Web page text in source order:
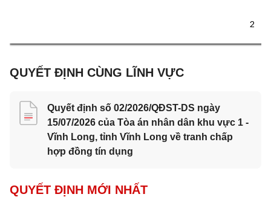
2
QUYẾT ĐỊNH CÙNG LĨNH VỰC
Quyết định số 02/2026/QĐST-DS ngày
15/07/2026 của Tòa án nhân dân khu vực 1 -
Vĩnh Long, tỉnh Vĩnh Long về tranh chấp
hợp đồng tín dụng
QUYẾT ĐỊNH MỚI NHẤT